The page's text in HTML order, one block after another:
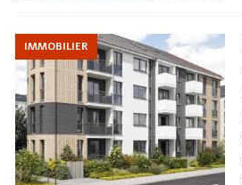
IMMOBILIER